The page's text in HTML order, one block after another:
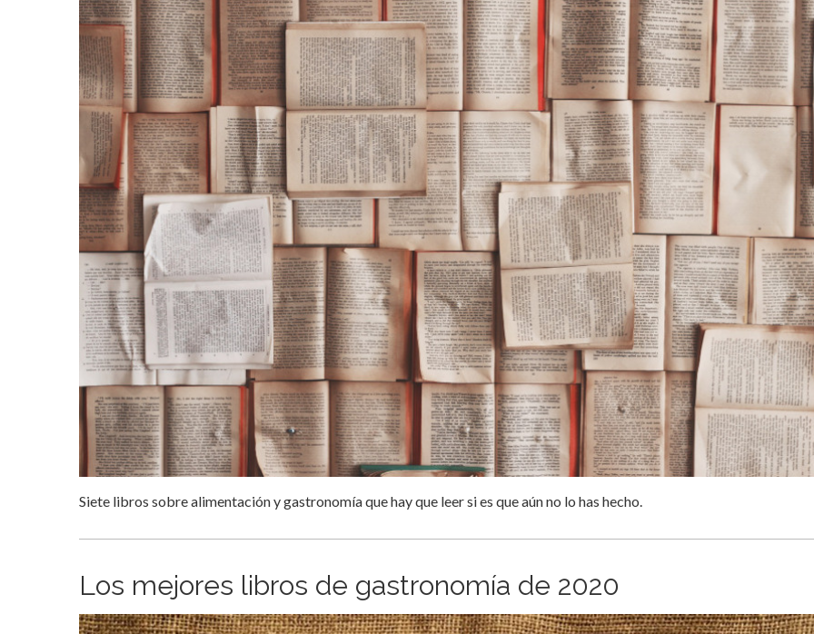
Siete libros sobre alimentación y gastronomía que hay que leer si es que aún no lo has hecho.
Los mejores libros de gastronomía de 2020